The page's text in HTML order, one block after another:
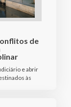
de
e abrir
às